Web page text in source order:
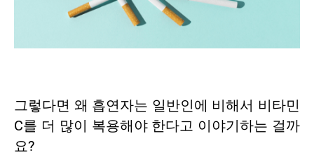
그렇다면 왜 흡연자는 일반인에 비해서 비타민
C를 더 많이 복용해야 한다고 이야기하는 걸까
요?